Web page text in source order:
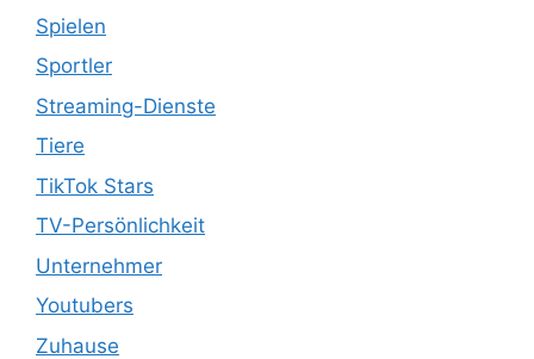
Spielen
Sportler
Streaming-Dienste
Tiere
TikTok Stars
TV-Persönlichkeit
Unternehmer
Youtubers
Zuhause